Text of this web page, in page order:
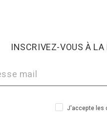
INSCRIVEZ-VOUS À
J'accepte les